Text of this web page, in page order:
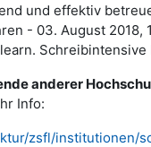
und effektiv
- 03. August 2018,
Schreibintensive
anderer
Info:
zsfl/institutionen/